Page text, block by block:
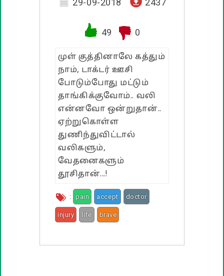
பண்டிகை வாழ்த்துக்கள்
29-09-2018 2437
49 0
முள் குத்தினாலே கத்தும்
நாம், டாக்டர் ஊசி
போடும்போது மட்டும்
தாங்கிக்குவோம்.. வலி
என்னவோ ஒன்றுதான்..
ஏற்றுகொள்ள
துணிந்துவிட்டால்
வலிகளும்,
வேதனைகளும்
தூசிதான்...!
: pain accept doctor
injury life brave